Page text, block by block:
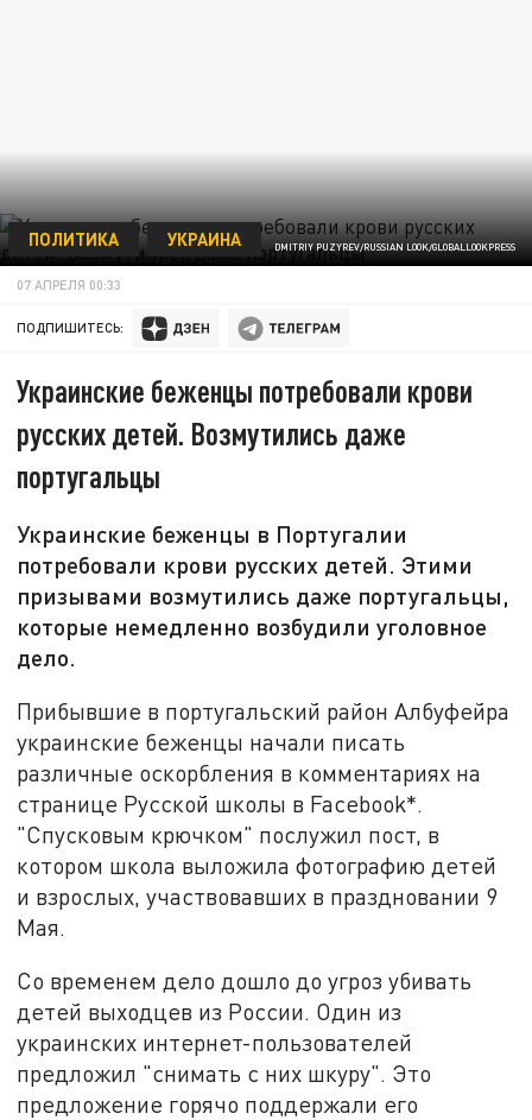
DMITRIY PUZYREV/RUSSIAN LOOK/GLOBALLOOKPRESS
ПОЛИТИКА УКРАИНА
07 АПРЕЛЯ 00:33
ПОДПИШИТЕСЬ:
Украинские беженцы потребовали крови
русских детей. Возмутились даже
португальцы
Украинские беженцы в Португалии
потребовали крови русских детей. Этими
призывами возмутились даже португальцы,
которые немедленно возбудили уголовное
дело.
Прибывшие в португальский район Албуфейра
украинские беженцы начали писать
различные оскорбления в комментариях на
странице Русской школы в Facebook*.
"Спусковым крючком" послужил пост, в
котором школа выложила фотографию детей
и взрослых, участвовавших в праздновании 9
Мая.
Со временем дело дошло до угроз убивать
детей выходцев из России. Один из
украинских интернет-пользователей
предложил "снимать с них шкуру". Это
предложение горячо поддержали его